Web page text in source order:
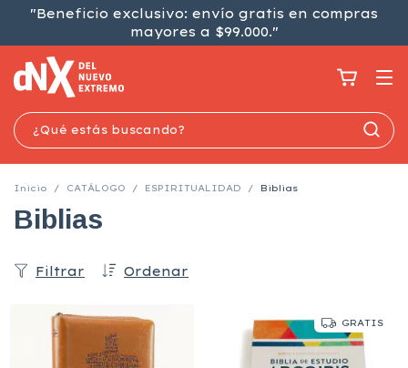
"Beneficio exclusivo: envío gratis en compras
mayores a $99.000."
Inicio / CATÁLOGO / ESPIRITUALIDAD / Biblias
Biblias
Ordenar
Filtrar
GRATIS